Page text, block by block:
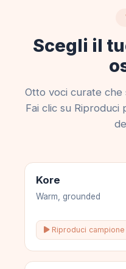
Scegli il
Otto voci curate che
Fai clic su
Kore
Warm, grounded
Riproduci campione